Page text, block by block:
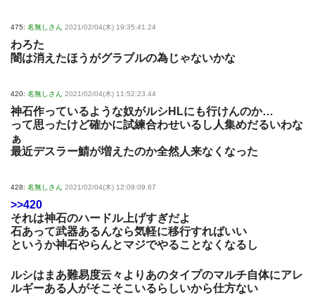
475: 名無しさん 2021/02/04(木) 19:35:41.24
わろた
闇は消えたほうがグラブルの為じゃないかな
420: 名無しさん 2021/02/04(木) 11:52:23.44
神石作っているような奴がルシHLにも行けんのか…
って思ったけど確かに試練合わせいるし人集めだるいわな
ぁ
最近デスラー鯖が増えたのか全然人来なくなった
428: 名無しさん 2021/02/04(木) 12:09:09.87
>>420
それは神石のハードル上げすぎだよ
石あって武器あるんなら気軽に移行すればいい
というか神石やらんとマジでやることなくなるし
ルシはまあ難易度云々よりあのタイプのマルチ自体にアレ
ルギーある人がそこそこいるらしいから仕方ない